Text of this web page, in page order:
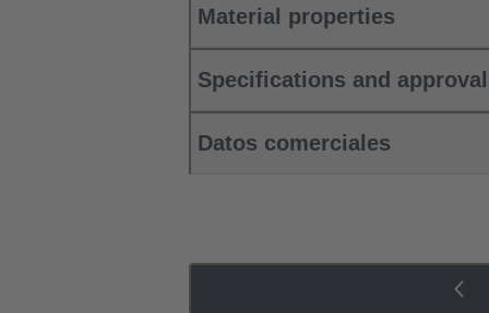
Material properties
Specifications and
Datos comerciales